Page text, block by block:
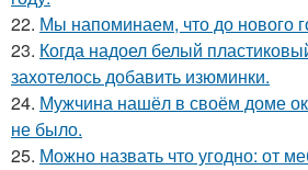
22. Мы напоминаем, что до нового
23. Когда надоел белый
захотелось добавить изюминки.
24. Мужчина нашёл в своём доме
не было.
25. Можно назвать что угодно: от